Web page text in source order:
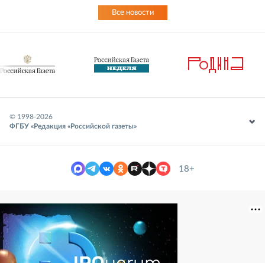
Все новости
© 1998-2026
ФГБУ «Редакция «Российской газеты»
18+